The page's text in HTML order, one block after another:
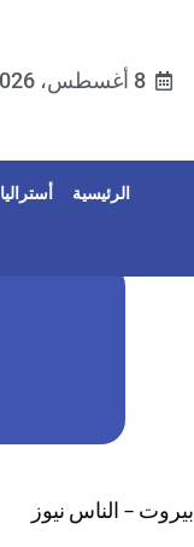
8 أغسطس، 2026 10:34 م
الرئيسية أستراليا
بيروت – الناس نيوز